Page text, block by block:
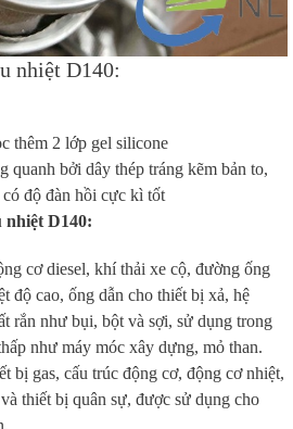
nhiệt D140:
thêm 2 lớp gel silicone
quanh bởi dây thép tráng kẽm bản to,
độ đàn hồi cực kì tốt
nhiệt D140:
cơ diesel, khí thải xe cộ, đường ống
độ cao, ống dẫn cho thiết bị xả, hệ
rắn như bụi, bột và sợi, sử dụng trong
như máy móc xây dựng, mỏ than.
bị gas, cấu trúc động cơ, động cơ nhiệt,
thiết bị quân sự, được sử dụng cho